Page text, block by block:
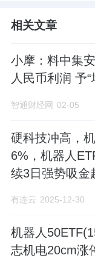
金等关键环
万元，被处以
直接获利，但
新莱应材
节严重，从中
元。根据公开
月，新莱应材
息，成为内幕
李水波安排郭
相关文章
小摩：料中集
人民币利润 予“
智通财经网 02-05
硬科技冲高，
6%，机器人
续3日强势吸金
有连云 2025-12-30
机器人
志机电20cm涨